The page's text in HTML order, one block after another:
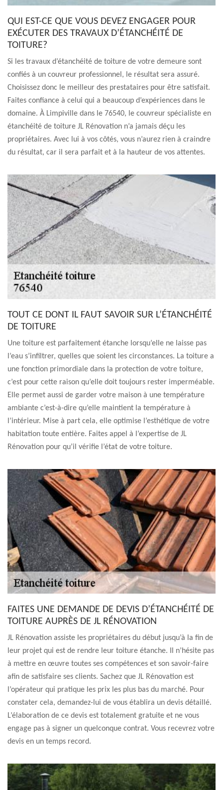
QUI EST-CE QUE VOUS DEVEZ ENGAGER POUR
EXÉCUTER DES TRAVAUX D’ÉTANCHÉITÉ DE
TOITURE?
Si les travaux d’étanchéité de toiture de votre demeure sont
confiés à un couvreur professionnel, le résultat sera assuré.
Choisissez donc le meilleur des prestataires pour être satisfait.
Faites confiance à celui qui a beaucoup d’expériences dans le
domaine. À Limpiville dans le 76540, le couvreur spécialiste en
étanchéité de toiture JL Rénovation n’a jamais déçu les
propriétaires. Avec lui à vos côtés, vous n’aurez rien à craindre
du résultat, car il sera parfait et à la hauteur de vos attentes.
TOUT CE DONT IL FAUT SAVOIR SUR L’ÉTANCHÉITÉ
DE TOITURE
Une toiture est parfaitement étanche lorsqu’elle ne laisse pas
l’eau s’infiltrer, quelles que soient les circonstances. La toiture a
une fonction primordiale dans la protection de votre toiture,
c’est pour cette raison qu’elle doit toujours rester imperméable.
Elle permet aussi de garder votre maison à une température
ambiante c’est-à-dire qu’elle maintient la température à
l’intérieur. Mise à part cela, elle optimise l’esthétique de votre
habitation toute entière. Faites appel à l’expertise de JL
Rénovation pour qu’il vérifie l’état de votre toiture.
FAITES UNE DEMANDE DE DEVIS D’ÉTANCHÉITÉ DE
TOITURE AUPRÈS DE JL RÉNOVATION
JL Rénovation assiste les propriétaires du début jusqu’à la fin de
leur projet qui est de rendre leur toiture étanche. Il n’hésite pas
à mettre en œuvre toutes ses compétences et son savoir-faire
afin de satisfaire ses clients. Sachez que JL Rénovation est
l’opérateur qui pratique les prix les plus bas du marché. Pour
constater cela, demandez-lui de vous établira un devis détaillé.
L’élaboration de ce devis est totalement gratuite et ne vous
engage pas à signer un quelconque contrat. Vous recevrez votre
devis en un temps record.